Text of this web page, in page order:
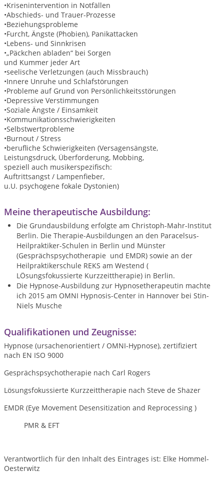
•Krisenintervention in Notfällen
•Abschieds- und Trauer-Prozesse
•Beziehungsprobleme
•Furcht, Ängste (Phobien), Panikattacken
•Lebens- und Sinnkrisen
•„Päckchen abladen“ bei Sorgen
und Kummer jeder Art
•seelische Verletzungen (auch Missbrauch)
•Innere Unruhe und Schlafstörungen
•Probleme auf Grund von Persönlichkeitsstörungen
•Depressive Verstimmungen
•Soziale Ängste / Einsamkeit
•Kommunikationsschwierigkeiten
•Selbstwertprobleme
•Burnout / Stress
•berufliche Schwierigkeiten (Versagensängste,
Leistungsdruck, Überforderung, Mobbing,
speziell auch musikerspezifisch:
Auftrittsangst / Lampenfieber,
u.U. psychogene fokale Dystonien)
Meine therapeutische Ausbildung:
Die Grundausbildung erfolgte am Christoph-Mahr-Institut
Berlin. Die Therapie-Ausbildungen an den Paracelsus-
Heilpraktiker-Schulen in Berlin und Münster
(Gesprächspsychotherapie und EMDR) sowie an der
Heilpraktikerschule REKS am Westend (
LÖsungsfokussierte Kurzzeittherapie) in Berlin.
Die Hypnose-Ausbildung zur Hypnosetherapeutin machte
ich 2015 am OMNI Hypnosis-Center in Hannover bei Stin-
Niels Musche
Qualifikationen und Zeugnisse:
Hypnose (ursachenorientiert / OMNI-Hypnose), zertifiziert
nach EN ISO 9000
Gesprächspsychotherapie nach Carl Rogers
Lösungsfokussierte Kurzzeittherapie nach Steve de Shazer
EMDR (Eye Movement Desensitization and Reprocessing )
PMR & EFT
Verantwortlich für den Inhalt des Eintrages ist: Elke Hommel-
Oesterwitz